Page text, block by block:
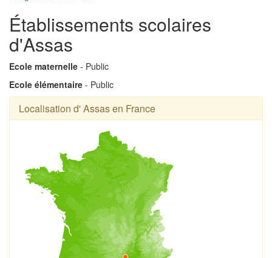
Établissements scolaires
d'Assas
Ecole maternelle - Public
Ecole élémentaire - Public
Localisation d' Assas en France